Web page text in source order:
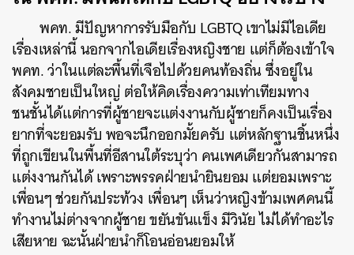
พคท. มีปัญหาการรับมือกับ LGBTQ เขาไม่มีไอเดีย
เรื่องเหล่านี้ นอกจากไอเดียเรื่องหญิงชาย แต่ก็ต้องเข้าใจ
พคท. ว่าในแต่ละพื้นที่เจือไปด้วยคนท้องถิ่น ซึ่งอยู่ใน
สังคมชายเป็นใหญ่ ต่อให้คิดเรื่องความเท่าเทียมทาง
ชนชั้นได้แต่การที่ผู้ชายจะแต่งงานกับผู้ชายก็คงเป็นเรื่อง
ยากที่จะยอมรับพอจะนึกออกมั้ยครับ แต่หลักฐานชิ้นหนึ่ง
ที่ถูกเขียนในพื้นที่อีสานใต้ระบุว่า คนเพศเดียวกันสามารถ
แต่งงานกันได้ เพราะพรรคฝ่ายนำยินยอม แต่ยอมเพราะ
เพื่อนๆ ช่วยกันประท้วง เพื่อนๆ เห็นว่าหญิงข้ามเพศคนนี้
ทำงานไม่ต่างจากผู้ชาย ขยันขันแข็ง มีวินัย ไม่ได้ทำอะไร
เสียหาย ฉะนั้นฝ่ายนำก็โอนอ่อนยอมให้